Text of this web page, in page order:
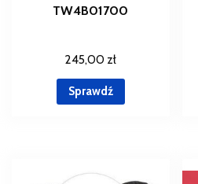
TW4B01700
245,00 zł
Sprawdź